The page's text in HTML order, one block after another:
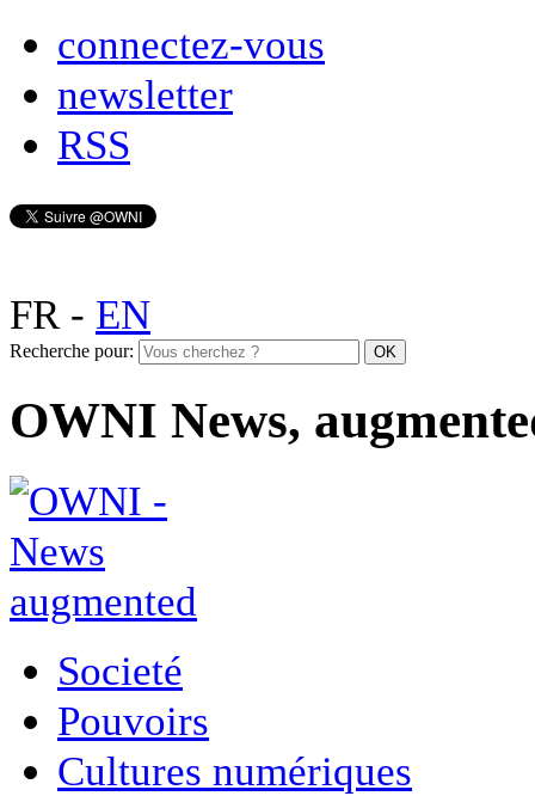
connectez-vous
newsletter
RSS
FR- EN
Recherche pour:
OWNI News,
Societé
Pouvoirs
Cultures numériques